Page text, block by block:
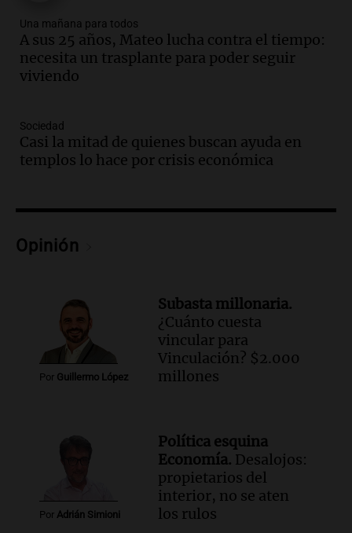
Audio.Altas Cumbres: rescataron a una
cabra que llevaba ocho días atrapada en
un precipicio
Audio.
conectividad fronteriza, aérea y digital
con Jujuy
qué crece el consumo de alimentos con
Audio.
Investigan un asalto millonario a
la cooperativa Talamochita en Villa
María
Panorama Federal
públicas en 14 meses
Panorama Federal
Audio.Una mujer murió cuando
esperaba cobrar su jubilación en un
Una mañana para todos
A sus 25 años, Mateo lucha contra el tiempo:
necesita un trasplante para poder seguir
viviendo
Sociedad
Casi la mitad de quienes buscan ayuda en
templos lo hace por crisis económica
Opinión
Por Guillermo López
Subasta millonaria.
¿Cuánto cuesta
vincular para
Vinculación? $2.000
millones
Por Adrián Simioni
Política esquina
Economía. Desalojos:
propietarios del
interior, no se aten
los rulos